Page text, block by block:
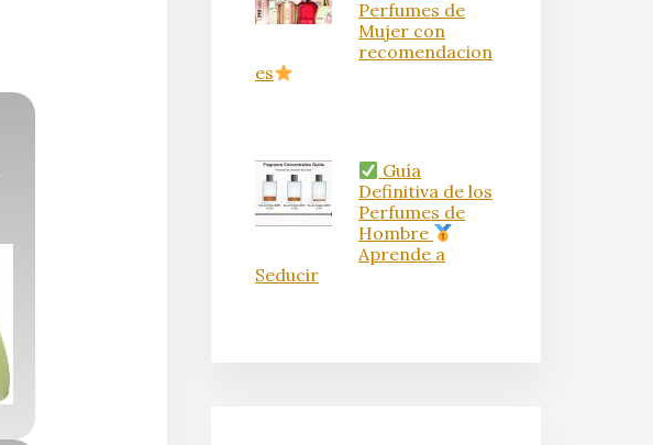
Perfumes de
Mujer con
recomendacion
es
Guía
Definitiva de los
Perfumes de
Hombre
Aprende a
Seducir